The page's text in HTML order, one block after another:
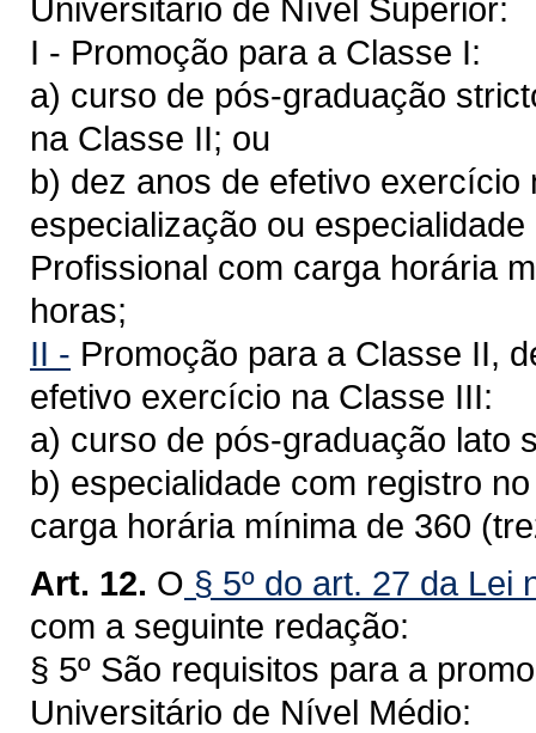
Universitário de Nível Superior:
I - Promoção para a Classe I:
a) curso de pós-graduação
na Classe II; ou
b) dez anos de efetivo
especialização ou
Profissional com carga horária
horas;
II - Promoção para a Classe II,
efetivo exercício na Classe III:
a) curso de pós-graduação lato
b) especialidade com registro
carga horária mínima de 360
Art. 12. O § 5º do art. 27 da Lei
com a seguinte redação:
§ 5º São requisitos para a
Universitário de Nível Médio: